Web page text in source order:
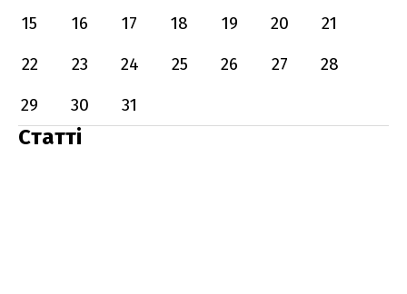
15
16 17 18 19 20
21
22
23 24 25 26 27
28
29
30 31
Статті